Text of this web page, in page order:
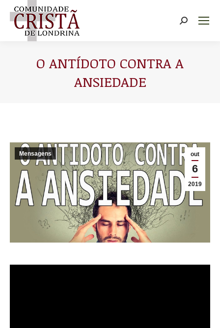
Buscar
O ANTÍDOTO CONTRA A
ANSIEDADE
out
6
2019
Mensagens